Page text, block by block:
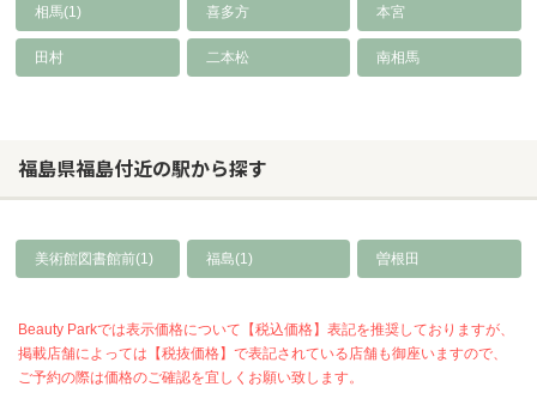
相馬(1) 喜多方 本宮
田村 二本松 南相馬
福島県福島付近の駅から探す
美術館図書館前(1) 福島(1) 曽根田
Beauty Parkでは表示価格について【税込価格】表記を推奨しておりますが、
掲載店舗によっては【税抜価格】で表記されている店舗も御座いますので、
ご予約の際は価格のご確認を宜しくお願い致します。